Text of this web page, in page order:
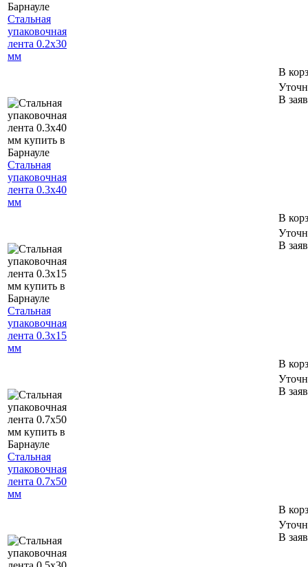
Стальная
упаковочная
лента 0.2х30
мм
В
Стальная
упаковочная
лента 0.3х40
мм
В
В
Стальная
упаковочная
лента 0.3х15
мм
В
В
Стальная
упаковочная
лента 0.7х50
мм
В
В
В